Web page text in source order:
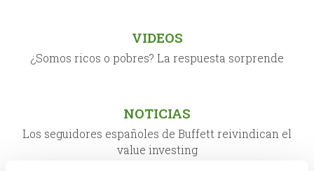
VIDEOS
¿Somos ricos o pobres? La respuesta sorprende
NOTICIAS
Los seguidores españoles de Buffett reivindican el
value investing